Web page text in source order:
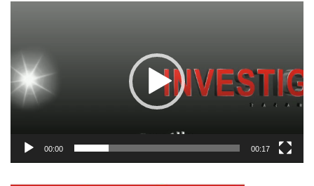
00:00 00:17